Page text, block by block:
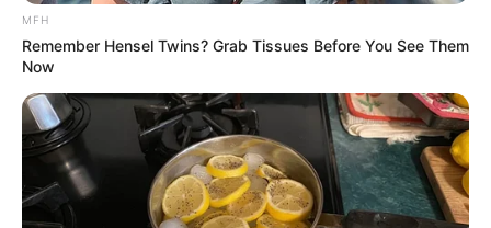
What Happened To Laura San Giacomo? She's Still
Stunning Today!
MFH
Remember Hensel Twins? Grab Tissues Before You See Them
Now